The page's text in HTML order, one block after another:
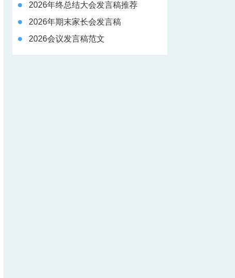
2026年终总结大会发言稿推荐
2026年期末家长会发言稿
2026会议发言稿范文